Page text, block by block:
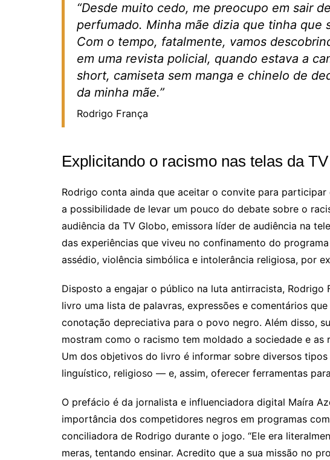
“Desde muito cedo, me preocupo em sair
perfumado. Minha mãe dizia que tinha que
Com o tempo, fatalmente, vamos
em uma revista policial, quando estava a
short, camiseta sem manga e chinelo de
da minha mãe.”
Rodrigo França
Explicitando o racismo nas telas da
Rodrigo conta ainda que aceitar o convite para participar
a possibilidade de levar um pouco do debate sobre o
audiência da TV Globo, emissora líder de audiência na
das experiências que viveu no confinamento do
assédio, violência simbólica e intolerância religiosa, por
Disposto a engajar o público na luta antirracista, Rodrigo
livro uma lista de palavras, expressões e comentários
conotação depreciativa para o povo negro. Além disso,
mostram como o racismo tem moldado a sociedade e as
Um dos objetivos do livro é informar sobre diversos
lin­guístico, religioso — e, assim, oferecer ferramentas
O prefácio é da jornalista e influenciadora digital Maíra
importância dos competidores negros em programas
conciliadora de Rodrigo durante o jogo. “Ele era
meras, tentando ensinar. Acredito que a sua mis­são no